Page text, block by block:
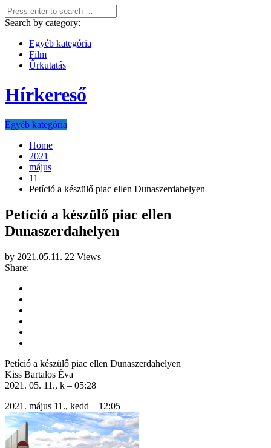
Search by category:
Egyéb kategória
Film
Űrkutatás
Hírkereső
Egyéb kategória
Home
2021
május
11
Petíció a készülő piac ellen Dunaszerdahelyen
Petíció a készülő piac ellen
Dunaszerdahelyen
by 2021.05.11. 22 Views
Share:
Petíció a készülő piac ellen Dunaszerdahelyen
Kiss Bartalos Éva
2021. 05. 11., k – 05:28
2021. május 11., kedd – 12:05